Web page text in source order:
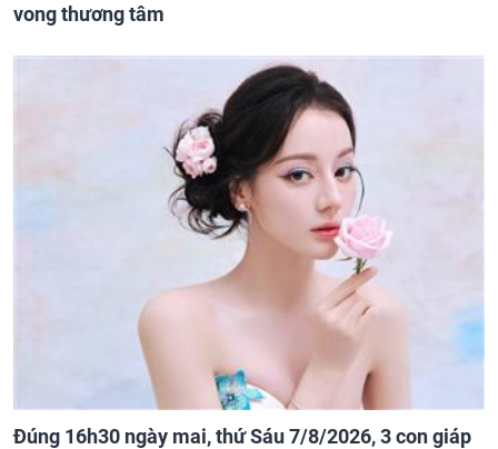
vong thương tâm
Đúng 16h30 ngày mai, thứ Sáu 7/8/2026, 3 con giáp